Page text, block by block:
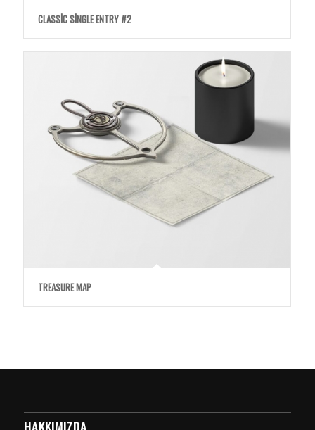
CLASSIC SINGLE ENTRY #2
TREASURE MAP
HAKKIMIZDA